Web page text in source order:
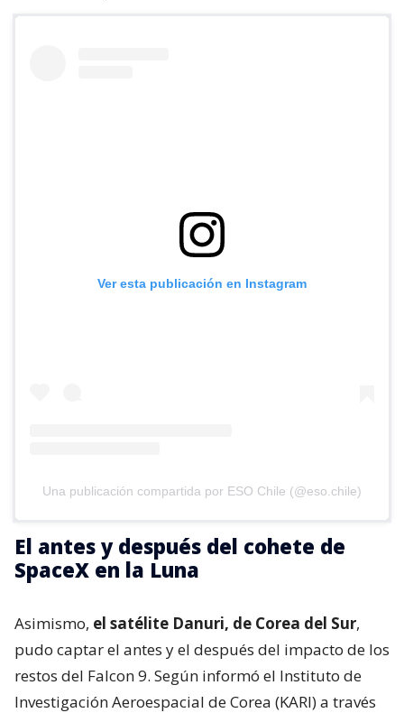
Ver esta publicación en Instagram
Una publicación compartida por ESO Chile (@eso.chile)
El antes y después del cohete de
SpaceX en la Luna
Asimismo, el satélite Danuri, de Corea del Sur,
pudo captar el antes y el después del impacto de los
restos del Falcon 9. Según informó el Instituto de
Investigación Aeroespacial de Corea (KARI) a través